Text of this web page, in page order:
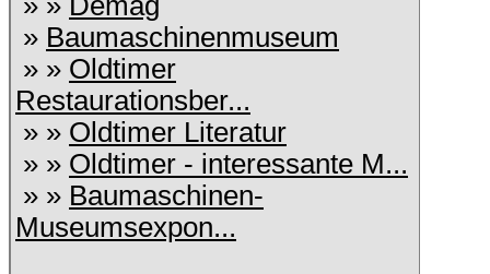
» Baumaschinenmuseum
» » Oldtimer
Restaurationsber...
» » Oldtimer Literatur
» » Oldtimer - interessante M...
» » Baumaschinen-
Museumsexpon...